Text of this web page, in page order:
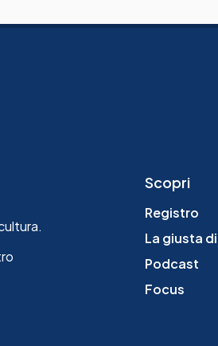
Scopri
Registro
La giusta
Podcast
Focus